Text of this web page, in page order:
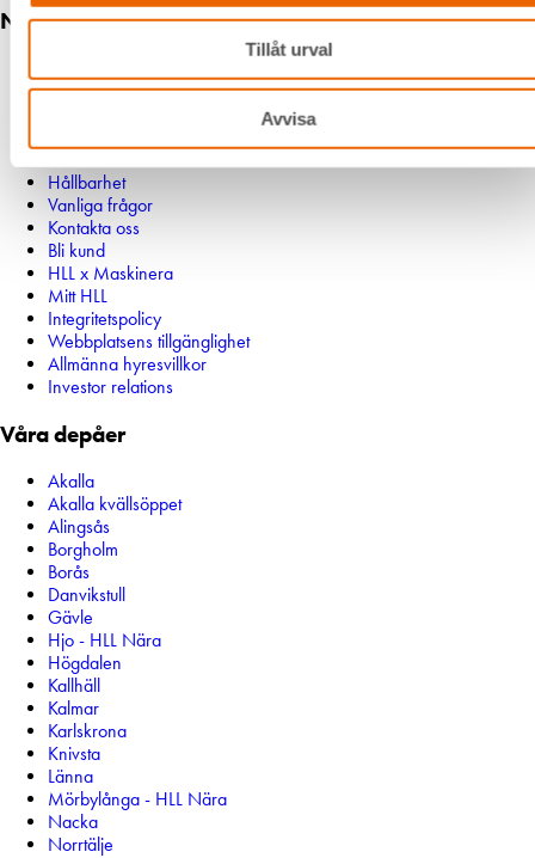
Tillåt urval
Avvisa
Navigation
Våra depåer
Hållbarhet
Vanliga frågor
Kontakta oss
Bli kund
HLL x Maskinera
Mitt HLL
Integritetspolicy
Webbplatsens tillgänglighet
Allmänna hyresvillkor
Investor relations
Våra depåer
Akalla
Akalla kvällsöppet
Alingsås
Borgholm
Borås
Danvikstull
Gävle
Hjo - HLL Nära
Högdalen
Kallhäll
Kalmar
Karlskrona
Knivsta
Länna
Mörbylånga - HLL Nära
Nacka
Norrtälje